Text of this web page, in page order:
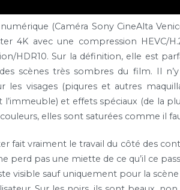
(Caméra Sony CineAlta
4K avec une compression HEVC/
HDR10. Sur la définition, elle est
scènes très sombres du film. Il n’y
les visages (piqures et autres
et effets spéciaux (de la
elles sont saturées comme il
fait vraiment le travail du côté des
perd pas une miette de ce qu’il ce
visible sauf uniquement pour la